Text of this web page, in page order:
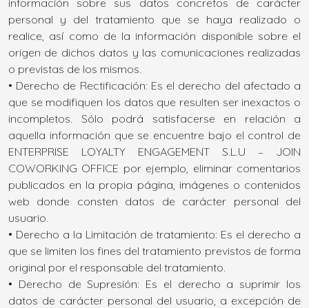
personal y del tratamiento que se haya realizado o
realice, así como de la información disponible sobre el
origen de dichos datos y las comunicaciones realizadas
o previstas de los mismos.
• Derecho de Rectificación: Es el derecho del afectado a
que se modifiquen los datos que resulten ser inexactos o
incompletos. Sólo podrá satisfacerse en relación a
aquella información que se encuentre bajo el control de
ENTERPRISE LOYALTY ENGAGEMENT S.L.U – JOIN
COWORKING OFFICE por ejemplo, eliminar comentarios
publicados en la propia página, imágenes o contenidos
web donde consten datos de carácter personal del
usuario.
• Derecho a la Limitación de tratamiento: Es el derecho a
que se limiten los fines del tratamiento previstos de forma
original por el responsable del tratamiento.
• Derecho de Supresión: Es el derecho a suprimir los
datos de carácter personal del usuario, a excepción de